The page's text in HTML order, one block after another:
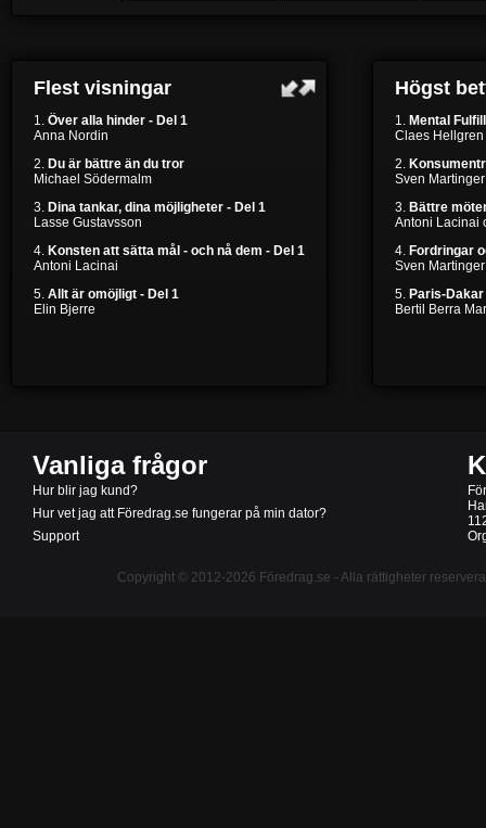
Flest visningar
1. Över alla hinder - Del 1
Anna Nordin
2. Du är bättre än du tror
Michael Södermalm
3. Dina tankar, dina möjligheter - Del 1
Lasse Gustavsson
4. Konsten att sätta mål - och nå dem - Del 1
Antoni Lacinai
5. Allt är omöjligt - Del 1
Elin Bjerre
Högst
1. Mental
Claes Hellgren
2.
Sven Martinger
3. Bättre
Antoni Lacinai
4. Fordringar
Sven Martinger
5. Paris-Dakar
Bertil Berra
Vanliga frågor
Hur blir jag kund?
Hur vet jag att Föredrag.se fungerar på min dator?
Support
Copyright © 2012-2026 Föredrag.se - Alla rättigheter